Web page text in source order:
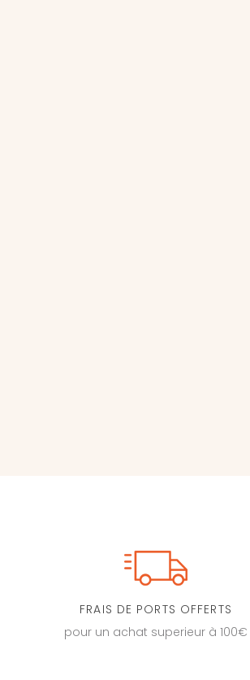
FRAIS DE PORTS OFFERTS
pour un achat superieur à 100€